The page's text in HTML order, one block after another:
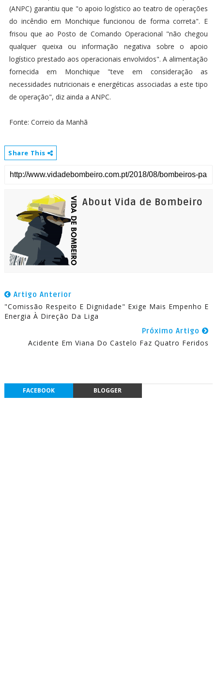
(ANPC) garantiu que "o apoio logístico ao teatro de operações
do incêndio em Monchique funcionou de forma correta". E
frisou que ao Posto de Comando Operacional "não chegou
qualquer queixa ou informação negativa sobre o apoio
logístico prestado aos operacionais envolvidos". A alimentação
fornecida em Monchique "teve em consideração as
necessidades nutricionais e energéticas associadas a este tipo
de operação", diz ainda a ANPC.
Fonte: Correio da Manhã
Share This
About Vida de Bombeiro
Artigo Anterior
"Comissão Respeito E Dignidade" Exige Mais Empenho E
Energia À Direção Da Liga
Próximo Artigo
Acidente Em Viana Do Castelo Faz Quatro Feridos
FACEBOOK BLOGGER